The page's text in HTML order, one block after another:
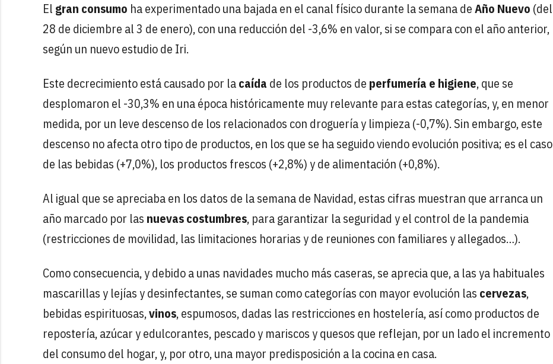
El gran consumo ha experimentado una bajada en el canal físico durante la semana deAño Nuevo (del
28 de diciembre al 3 de enero), con una reducción del -3,6% en valor, si se compara con el año anterior,
según un nuevo estudio de Iri.
Este decrecimiento está causado por lacaída de los productos de perfumería e higiene, que se
desplomaron el -30,3% en una época históricamente muy relevante para estas categorías, y, en menor
medida, por un leve descenso de los relacionados con droguería y limpieza (-0,7%). Sin embargo, este
descenso no afecta otro tipo de productos, en los que se ha seguido viendo evolución positiva; es el caso
de las bebidas (+7,0%), los productos frescos (+2,8%) y de alimentación (+0,8%).
Al igual que se apreciaba en los datos de la semana de Navidad, estas cifras muestran que arranca un
año marcado por las nuevas costumbres, para garantizar la seguridad y el control de la pandemia
(restricciones de movilidad, las limitaciones horarias y de reuniones con familiares y allegados…).
Como consecuencia, y debido a unas navidades mucho más caseras, se aprecia que, a las ya habituales
mascarillas y lejías y desinfectantes, se suman como categorías con mayor evolución las cervezas,
bebidas espirituosas,vinos, espumosos, dadas las restricciones en hostelería, así como productos de
repostería, azúcar y edulcorantes, pescado y mariscos y quesos que reflejan, por un lado el incremento
del consumo del hogar, y, por otro, una mayor predisposición a la cocina en casa.